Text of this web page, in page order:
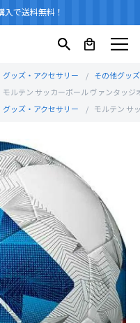
で送料無料！
グッズ・アクセサリー
その他グッズ
モルテン サッカーボール ヴァンタッジ
グッズ・アクセサリー モルテン サ